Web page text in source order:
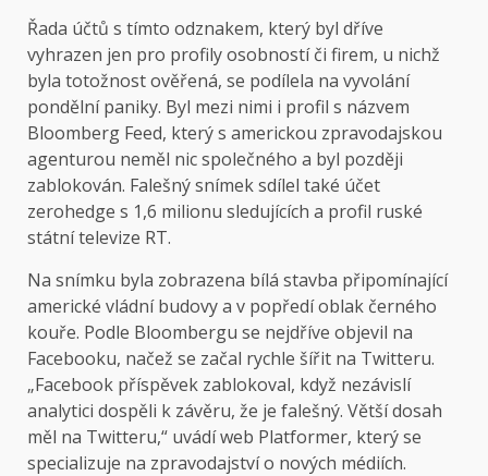
Řada účtů s tímto odznakem, který byl dříve
vyhrazen jen pro profily osobností či firem, u nichž
byla totožnost ověřená, se podílela na vyvolání
pondělní paniky. Byl mezi nimi i profil s názvem
Bloomberg Feed, který s americkou zpravodajskou
agenturou neměl nic společného a byl později
zablokován. Falešný snímek sdílel také účet
zerohedge s 1,6 milionu sledujících a profil ruské
státní televize RT.
Na snímku byla zobrazena bílá stavba připomínající
americké vládní budovy a v popředí oblak černého
kouře. Podle Bloombergu se nejdříve objevil na
Facebooku, načež se začal rychle šířit na Twitteru.
„Facebook příspěvek zablokoval, když nezávislí
analytici dospěli k závěru, že je falešný. Větší dosah
měl na Twitteru,“ uvádíweb Platformer, který se
specializuje na zpravodajství o nových médiích.